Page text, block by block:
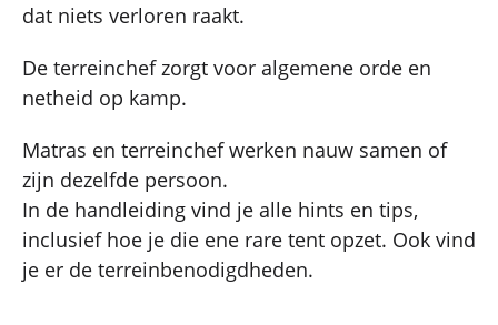
dat niets verloren raakt.
De terreinchef zorgt voor algemene orde en
netheid op kamp.
Matras en terreinchef werken nauw samen of
zijn dezelfde persoon.
In de handleiding vind je alle hints en tips,
inclusief hoe je die ene rare tent opzet. Ook vind
je er de terreinbenodigdheden.